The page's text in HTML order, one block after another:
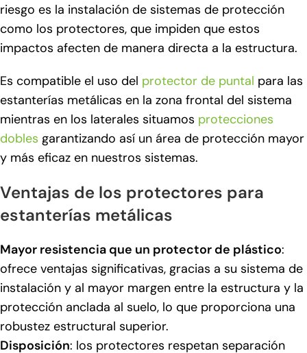
riesgo es la instalación de sistemas de protección
como los protectores, que impiden que estos
impactos afecten de manera directa a la estructura.
Es compatible el uso del protector de puntal para las
estanterías metálicas en la zona frontal del sistema
mientras en los laterales situamos protecciones
dobles garantizando así un área de protección mayor
y más eficaz en nuestros sistemas.
Ventajas de los protectores para
estanterías metálicas
Mayor resistencia que un protector de plástico:
ofrece ventajas significativas, gracias a su sistema de
instalación y al mayor margen entre la estructura y la
protección anclada al suelo, lo que proporciona una
robustez estructural superior.
Disposición: los protectores respetan separación